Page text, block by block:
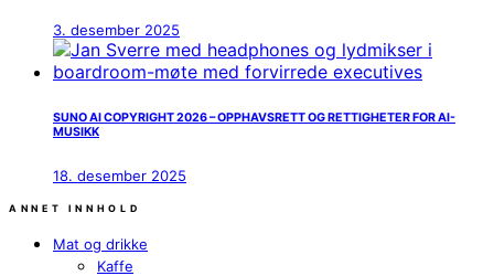
3. desember 2025
SUNO AI COPYRIGHT 2026 – OPPHAVSRETT OG RETTIGHETER FOR AI-
MUSIKK
18. desember 2025
ANNET INNHOLD
Mat og drikke
Kaffe